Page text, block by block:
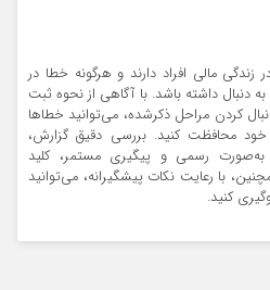
مالی افراد دارند و هرگونه خطا در
دنبال داشته باشد. با آگاهی از نحوه ثبت
کردن مراحل ذکرشده، می‌توانید خطاها
محافظت کنید. بررسی دقیق گزارش،
رسمی و پیگیری مستمر، کلید
با رعایت نکات پیشگیرانه، می‌توانید
کنید.